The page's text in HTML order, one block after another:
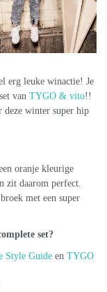
erg leuke winactie! Je
van TYGO & vito!!
deze winter super hip
oranje kleurige
zit daarom perfect.
met een super
set?
Style Guide en TYGO